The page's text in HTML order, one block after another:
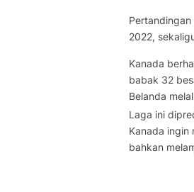
2022,
Kanada
babak 32
Belanda
Laga ini
Kanada ingin
bahkan